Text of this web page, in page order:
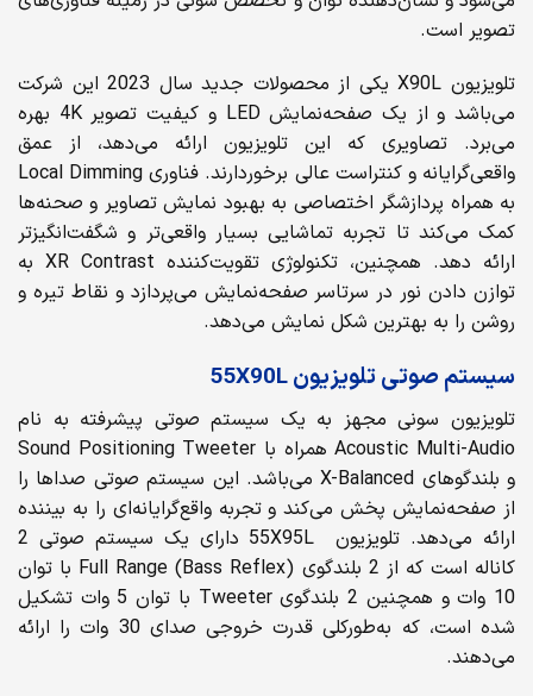
تصویر است.
تلویزیون X90L یکی از محصولات جدید سال 2023 این شرکت
می‌باشد و از یک صفحه‌نمایش LED و کیفیت تصویر 4K بهره
می‌برد. تصاویری که این تلویزیون ارائه می‌دهد، از عمق
واقعی‌گرایانه و کنتراست عالی برخوردارند. فناوری Local Dimming
به همراه پردازشگر اختصاصی به بهبود نمایش تصاویر و صحنه‌ها
کمک می‌کند تا تجربه تماشایی بسیار واقعی‌تر و شگفت‌انگیزتر
ارائه دهد. همچنین، تکنولوژی تقویت‌کننده XR Contrast به
توازن دادن نور در سرتاسر صفحه‌نمایش می‌پردازد و نقاط تیره و
روشن را به بهترین شکل نمایش می‌دهد.
سیستم صوتی تلویزیون55X90L
تلویزیون سونی مجهز به یک سیستم صوتی پیشرفته به نام
Acoustic Multi-Audio همراه با Sound Positioning Tweeter
و بلندگوهای X-Balanced می‌باشد. این سیستم صوتی صداها را
از صفحه‌نمایش پخش می‌کند و تجربه واقع‌گرایانه‌ای را به بیننده
ارائه می‌دهد. تلویزیون 55X95L دارای یک سیستم صوتی 2
کاناله است که از 2 بلندگوی Full Range (Bass Reflex) با توان
10 وات و همچنین 2 بلندگوی Tweeter با توان 5 وات تشکیل
شده است، که به‌طورکلی قدرت خروجی صدای 30 وات را ارائه
می‌دهند.